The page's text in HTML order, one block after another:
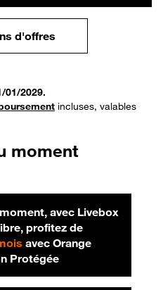
d'offres
01/2029.
incluses, valables
moment
avec Livebox
profitez de
20 € par mois
avec Orange
Protégée